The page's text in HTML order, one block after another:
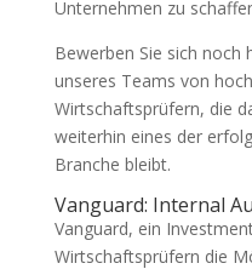
Unternehmen zu
Bewerben Sie sich noch
unseres Teams von
Wirtschaftsprüfern, die
weiterhin eines der
Branche bleibt.
Vanguard: Internal
Vanguard, ein
Wirtschaftsprüfern die